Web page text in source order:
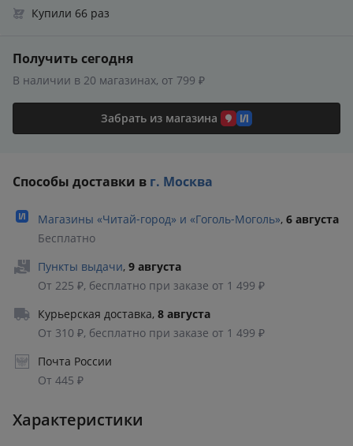
Купили 66 раз
Получить сегодня
В наличии в 20 магазинах, от 799 ₽
Забрать из магазина
Способы доставки в г. Москва
Магазины «Читай‑город» и «Гоголь‑Моголь», 6 августа
Бесплатно
Пункты выдачи, 9 августа
От 225 ₽, бесплатно при заказе от 1 499 ₽
Курьерская доставка, 8 августа
От 310 ₽, бесплатно при заказе от 1 499 ₽
Почта России
От 445 ₽
Характеристики